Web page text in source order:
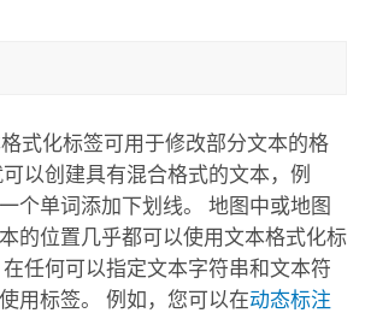
式化标签可用于修改部分文本的格
以创建具有混合格式的文本，例
个单词添加下划线。 地图中或地图
的位置几乎都可以使用文本格式化标
任何可以指定文本字符串和文本符
用标签。 例如，您可以在动态标注